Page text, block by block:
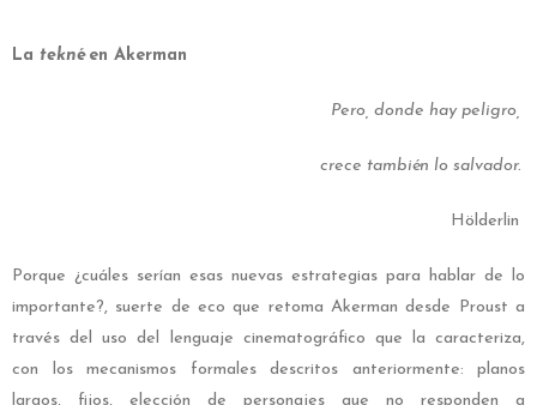
La tekné en Akerman
Pero, donde hay peligro,
crece también lo salvador.
Hölderlin
Porque ¿cuáles serían esas nuevas estrategias para hablar de lo
importante?, suerte de eco que retoma Akerman desde Proust a
través del uso del lenguaje cinematográfico que la caracteriza,
con los mecanismos formales descritos anteriormente: planos
largos, fijos, elección de personajes que no responden a